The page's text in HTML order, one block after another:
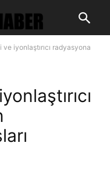
iyonlaştırıcı radyasyona